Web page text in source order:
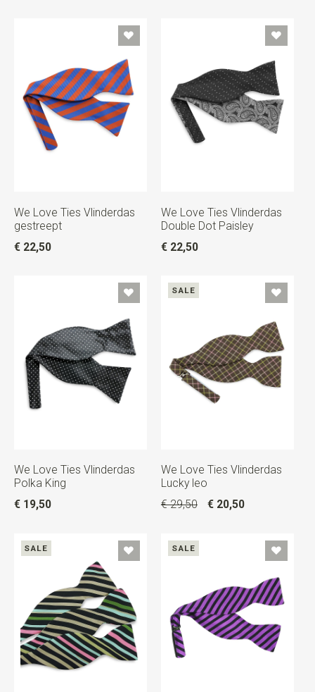
We Love Ties Vlinderdas
gestreept
€ 22,50
We Love Ties Vlinderdas
Double Dot Paisley
€ 22,50
We Love Ties Vlinderdas
Polka King
€ 19,50
SALE
We Love Ties Vlinderdas
Lucky leo
€ 29,50
€ 20,50
SALE SALE